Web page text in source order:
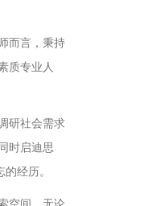
而言，秉持
质专业人
研社会需求
时启迪思
经历。